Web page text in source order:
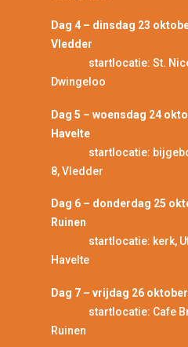
Dag 4 – dinsdag 23
Vledder
startlocatie: St.
Dwingeloo
Dag 5 – woensdag 24
Havelte
startlocatie:
8, Vledder
Dag 6 – donderdag 25
Ruinen
startlocatie: kerk,
Havelte
Dag 7 – vrijdag 26
startlocatie: Cafe
Ruinen